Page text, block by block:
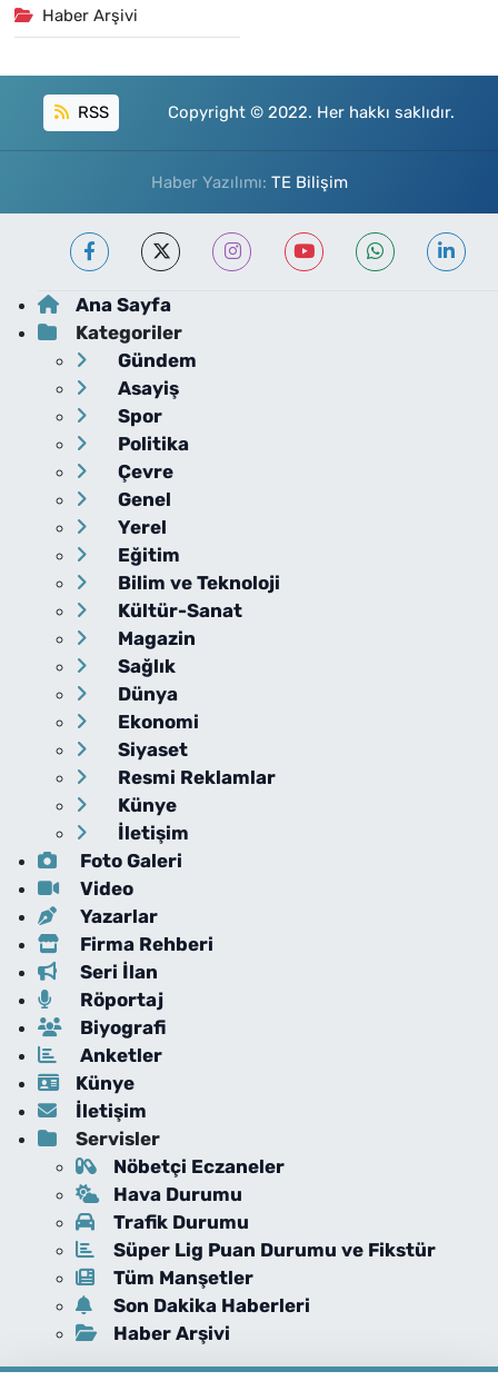
Haber Arşivi
RSS Copyright © 2022. Her hakkı saklıdır.
Haber Yazılımı: TE Bilişim
Ana Sayfa
Kategoriler
Gündem
Asayiş
Spor
Politika
Çevre
Genel
Yerel
Eğitim
Bilim ve Teknoloji
Kültür-Sanat
Magazin
Sağlık
Dünya
Ekonomi
Siyaset
Resmi Reklamlar
Künye
İletişim
Foto Galeri
Video
Yazarlar
Firma Rehberi
Seri İlan
Röportaj
Biyografi
Anketler
Künye
İletişim
Servisler
Nöbetçi Eczaneler
Hava Durumu
Trafik Durumu
Süper Lig Puan Durumu ve Fikstür
Tüm Manşetler
Son Dakika Haberleri
Haber Arşivi